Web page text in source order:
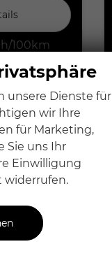
100km
unsere Dienste für
wir Ihre
für Marketing,
Sie uns Ihr
Einwilligung
widerrufen.